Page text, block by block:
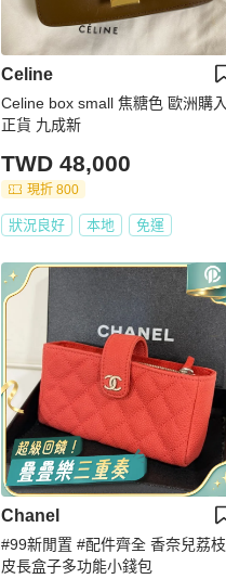
Celine
Celine box small 焦糖色 歐洲購入
正貨 九成新
TWD 48,000
現折 800
狀況良好 本地 免運
Chanel
#99新閒置 #配件齊全 香奈兒荔枝
皮長盒子多功能小錢包